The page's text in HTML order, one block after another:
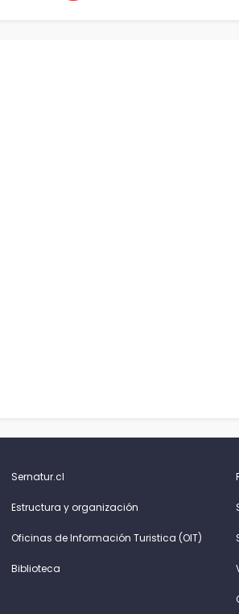
Sernatur.cl
Estructura y organización
Oficinas de Información Turistica (OIT)
Biblioteca